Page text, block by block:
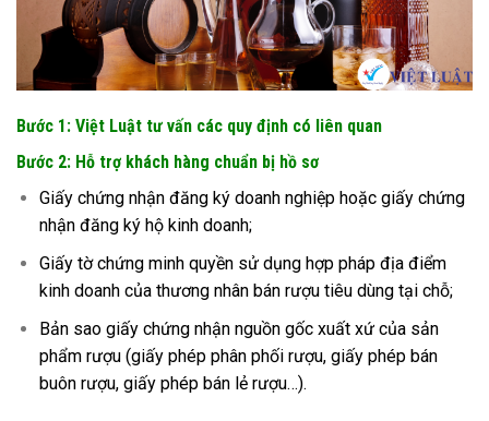
Bước 1: Việt Luật tư vấn các quy định có liên quan
Bước 2: Hỗ trợ khách hàng chuẩn bị hồ sơ
Giấy chứng nhận đăng ký doanh nghiệp hoặc giấy chứng
nhận đăng ký hộ kinh doanh;
Giấy tờ chứng minh quyền sử dụng hợp pháp địa điểm
kinh doanh của thương nhân bán rượu tiêu dùng tại chỗ;
Bản sao giấy chứng nhận nguồn gốc xuất xứ của sản
phẩm rượu (giấy phép phân phối rượu, giấy phép bán
buôn rượu, giấy phép bán lẻ rượu…).